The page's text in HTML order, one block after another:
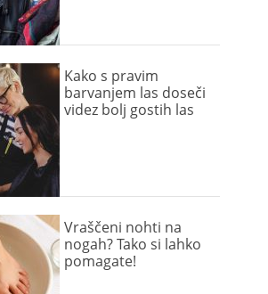
Kako s pravim
barvanjem las doseči
videz bolj gostih las
Vraščeni nohti na
nogah? Tako si lahko
pomagate!